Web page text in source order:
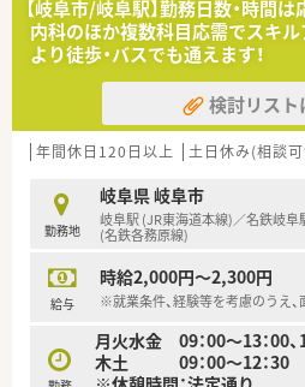
【岐阜市/岐阜駅】勤務日数・時間
内科のほか複数科目応需でスキ
より徒歩・バスでも通えます！
検討リスト
年間休日120日以上 土日休み(相談
勤務地
岐阜県 岐阜市
岐阜駅 (JR東海道本線)／名鉄岐
(名鉄各務原線)
給与
時給2,000円～2,300円
※就業条件、経験等を考慮のうえ、
月火水金 09：00～13：00、
木土 09：00～12：30